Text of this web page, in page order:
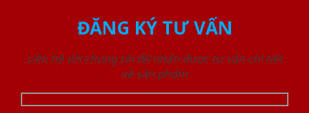
ĐĂNG KÝ TƯ VẤN
Liên hệ với chúng tôi để nhận được tư vấn chi tiết
về sản phẩm